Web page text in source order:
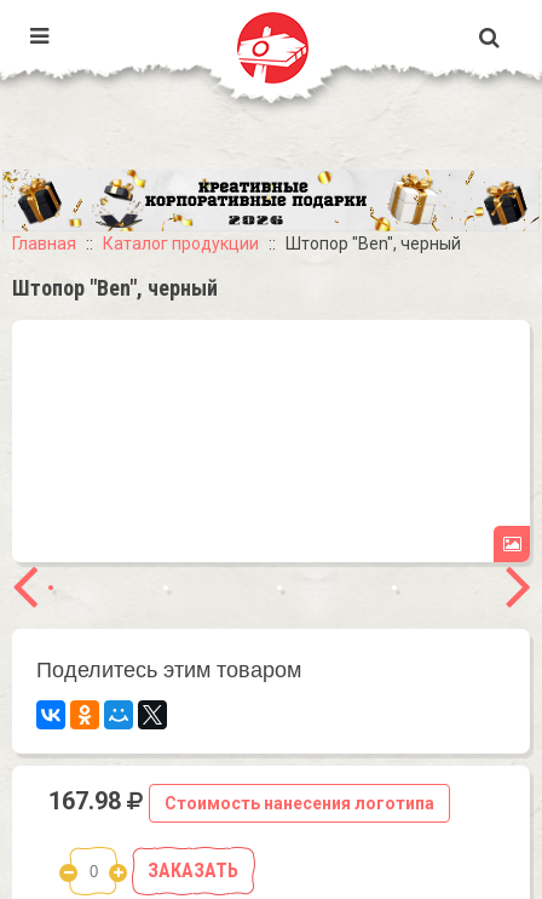
Главная Каталог продукции Штопор "Ben", черный
Штопор "Ben", черный
Поделитесь этим товаром
167.98 Стоимость нанесения логотипа
ЗАКАЗАТЬ